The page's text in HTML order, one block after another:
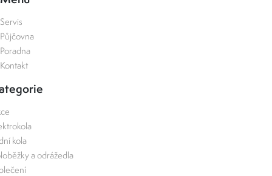
Servis
Půjčovna
Poradna
Kontakt
kola
a odrážedla